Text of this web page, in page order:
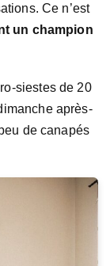
Ce n’est
un champion
siestes de 20
après-
de canapés